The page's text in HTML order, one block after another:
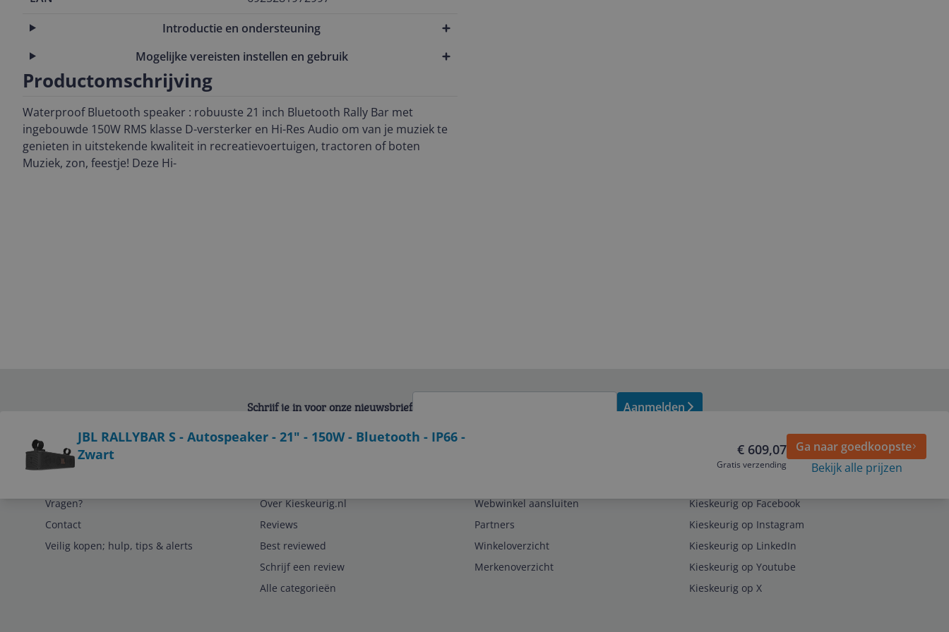
Introductie en ondersteuning
Mogelijke vereisten instellen en gebruik
Productomschrijving
Waterproof Bluetooth speaker : robuuste 21 inch Bluetooth Rally Bar met
ingebouwde 150W RMS klasse D-versterker en Hi-Res Audio om van je muziek te
genieten in uitstekende kwaliteit in recreatievoertuigen, tractoren of boten
Muziek, zon, feestje! Deze Hi-
JBL RALLYBAR S - Autospeaker - 21" - 150W - Bluetooth - IP66 -
Zwart
€ 609,07
Gratis verzending
Ga naar goedkoopste
Bekijk alle prijzen
Schrijf je in voor onze nieuwsbrief Aanmelden
Vragen?
Contact
Veilig kopen; hulp, tips & alerts
Over Kieskeurig.nl
Reviews
Best reviewed
Schrijf een review
Alle categorieën
Webwinkel aansluiten
Partners
Winkeloverzicht
Merkenoverzicht
Kieskeurig op Facebook
Kieskeurig op Instagram
Kieskeurig op LinkedIn
Kieskeurig op Youtube
Kieskeurig op X